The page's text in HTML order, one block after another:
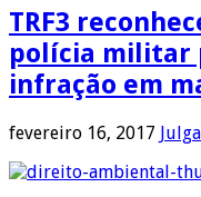
TRF3
polícia militar
infração em
fevereiro 16, 2017